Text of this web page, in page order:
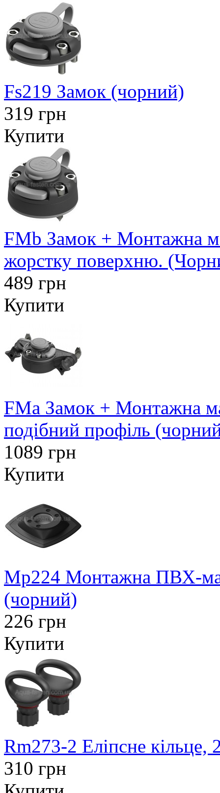
Fs219 Замок (чорний)
319 грн
Купити
FMb Замок + Монтажна
жорстку поверхню.
489 грн
Купити
FMa Замок + Монтажна
подібний профіль
1089 грн
Купити
Mp224 Монтажна ПВХ-
(чорний)
226 грн
Купити
Rm273-2 Еліпсне кільце,
310 грн